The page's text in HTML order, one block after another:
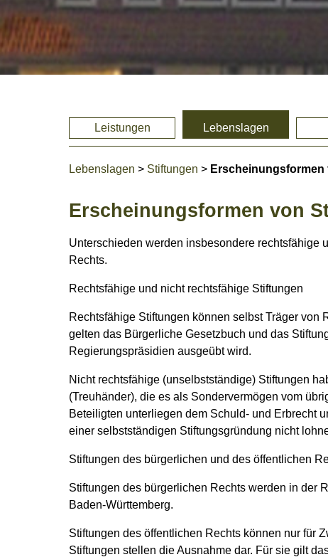
Leistungen Lebenslagen
Lebenslagen > Stiftungen >
Erscheinungsformen von
Unterschieden werden insbesondere rechtsfähige
Rechts.
Rechtsfähige und nicht rechtsfähige Stiftungen
Rechtsfähige Stiftungen können selbst Träger
gelten das Bürgerliche Gesetzbuch und das
Regierungspräsidien ausgeübt wird.
Nicht rechtsfähige (unselbstständige) Stiftungen
(Treuhänder), die es als Sondervermögen vom
Beteiligten unterliegen dem Schuld- und Erbrecht
einer selbstständigen Stiftungsgründung nicht
Stiftungen des bürgerlichen und des öffentlichen
Stiftungen des bürgerlichen Rechts werden in der
Baden-Württemberg.
Stiftungen des öffentlichen Rechts können nur für
Stiftungen stellen die Ausnahme dar. Für sie gilt